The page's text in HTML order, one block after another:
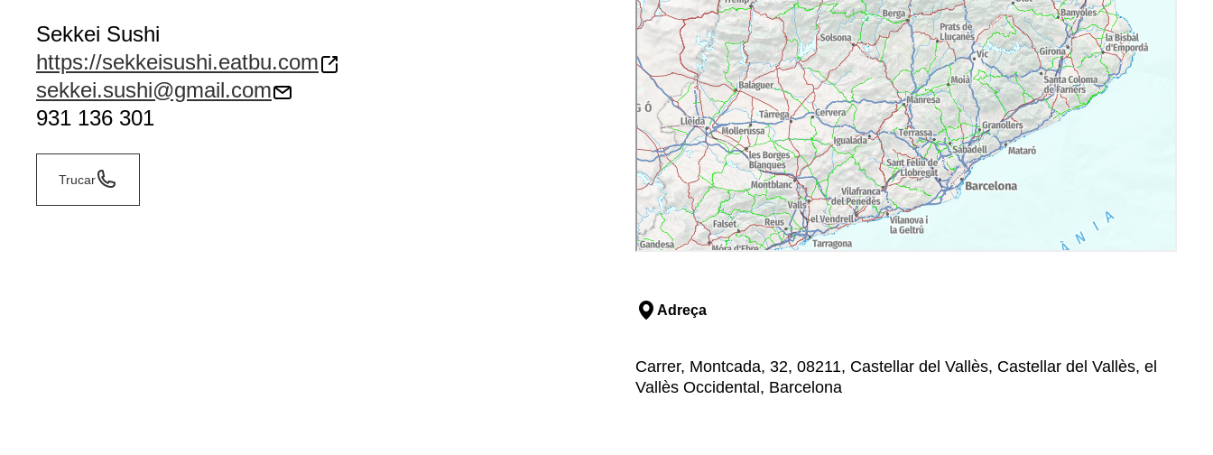
Sekkei Sushi
https://sekkeisushi.eatbu.com
sekkei.sushi@gmail.com
931 136 301
Trucar
Adreça
Carrer, Montcada, 32, 08211, Castellar del Vallès, Castellar del Vallès, el
Vallès Occidental, Barcelona